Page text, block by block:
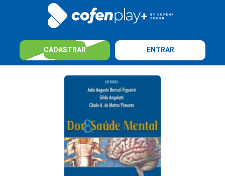
CADASTRAR ENTRAR